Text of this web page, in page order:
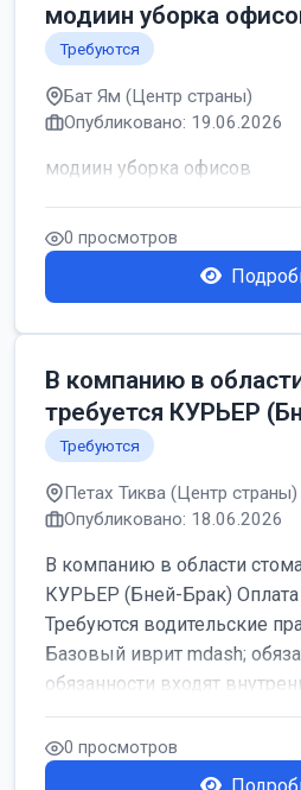
модиин уборка
Требуются
Бат Ям (Центр страны)
Опубликовано: 19.06.2026
модиин уборка офисов
0 просмотров
В компанию в
требуется КУРЬЕР
Требуются
Петах Тиква (Центр страны)
Опубликовано: 18.06.2026
В компанию в области
КУРЬЕР (Бней-Брак) Оплата
Требуются водительские
Базовый иврит mdash;
обязанности входят
0 просмотров